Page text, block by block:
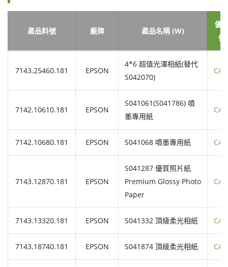
產品料號 廠牌 產品名稱 (W)
優
價
7143.25460.181 EPSON
4*6 超值光澤相紙(替代
S042070)
7142.10610.181 EPSON
S041061(S041786) 噴
墨專用紙
7142.10680.181 EPSON S041068 噴墨專用紙
7143.12870.181 EPSON
S041287 優質照片紙
Premium Glossy Photo
Paper
7143.13320.181 EPSON S041332 頂級柔光相紙
7143.18740.181 EPSON S041874 頂級柔光相紙